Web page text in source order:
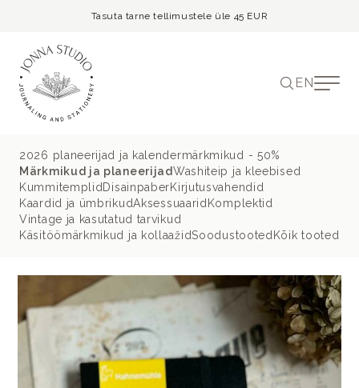
Tasuta tarne tellimustele üle 45 EUR
EN
2026 planeerijad ja kalendermärkmikud - 50%
Märkmikud ja planeerijadWashiteip ja kleebised
Kummitemplid DisainpaberKirjutusvahendid
Kaardid ja ümbrikudAksessuaarid Komplektid
Vintage ja kasutatud tarvikud
Käsitöömärkmikud ja kollaažidSoodustooted Kõik tooted